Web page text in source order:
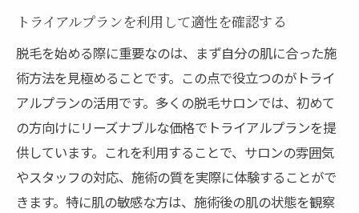
トライアルプランを利用して適性を確認する
脱毛を始める際に重要なのは、まず自分の肌に合った施
術方法を見極めることです。この点で役立つのがトライ
アルプランの活用です。多くの脱毛サロンでは、初めて
の方向けにリーズナブルな価格でトライアルプランを提
供しています。これを利用することで、サロンの雰囲気
やスタッフの対応、施術の質を実際に体験することがで
きます。特に肌の敏感な方は、施術後の肌の状態を観察